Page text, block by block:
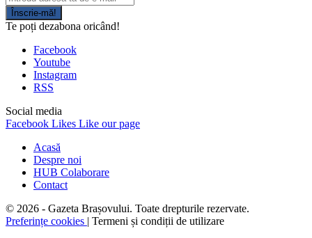
Înscrie-mă!
Te poți dezabona oricând!
Facebook
Youtube
Instagram
RSS
Social media
Facebook Likes Like our page
Acasă
Despre noi
HUB Colaborare
Contact
© 2026 - Gazeta Brașovului. Toate drepturile rezervate.
Preferințe cookies | Termeni și condiții de utilizare